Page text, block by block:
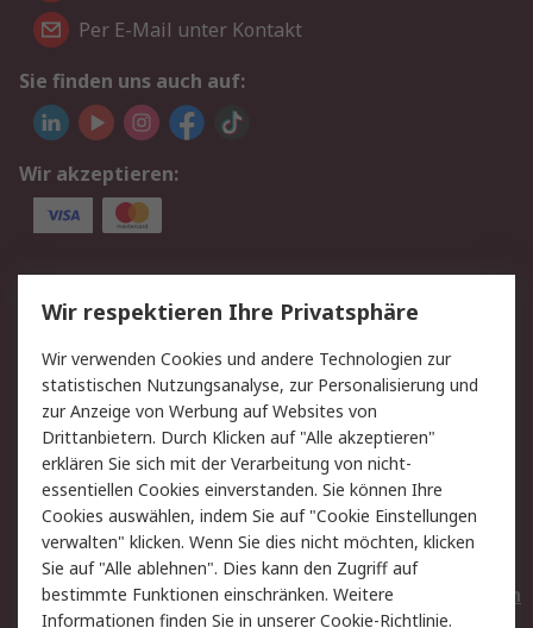
Per E-Mail unter Kontakt
Sie finden uns auch auf:
Wir akzeptieren:
Service
Value Added Services
Lieferlösungen
Rücksendungen
Kontakt
Hilfe
Privatkunden
Rechtliches
AGB
Datenschutz
Cookie-Richtlinie
Zahlungsbedingungen
Copyright/Impressum
Entsorgung
Elektrogeräte/Batterien
Wir respektieren Ihre Privatsphäre
Wir verwenden Cookies und andere Technologien zur
statistischen Nutzungsanalyse, zur Personalisierung und
zur Anzeige von Werbung auf Websites von
Drittanbietern. Durch Klicken auf "Alle akzeptieren"
erklären Sie sich mit der Verarbeitung von nicht-
essentiellen Cookies einverstanden. Sie können Ihre
Cookies auswählen, indem Sie auf "Cookie Einstellungen
verwalten" klicken. Wenn Sie dies nicht möchten, klicken
Sie auf "Alle ablehnen". Dies kann den Zugriff auf
bestimmte Funktionen einschränken. Weitere
Informationen finden Sie in unsererCookie-Richtlinie.